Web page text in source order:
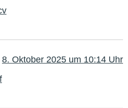
8. Oktober 2025 um 10:14 Uhr